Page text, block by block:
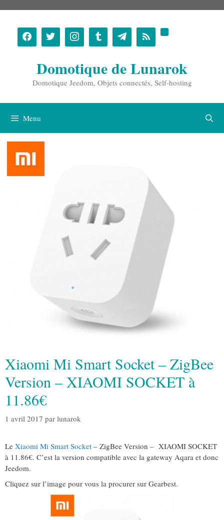
contenu
Domotique de Lunarok
Domotique Jeedom, Objets connectés, Self-hosting
Menu
Xiaomi Mi Smart Socket – ZigBee
Version – XIAOMI SOCKET à
11.86€
1 avril 2017 par lunarok
Le Xiaomi Mi Smart Socket – ZigBee Version – XIAOMI SOCKET
à 11.86€. C’est la version compatible avec la gateway Aqara et donc
Jeedom.
Cliquez sur l’image pour vous la procurer sur Gearbest.